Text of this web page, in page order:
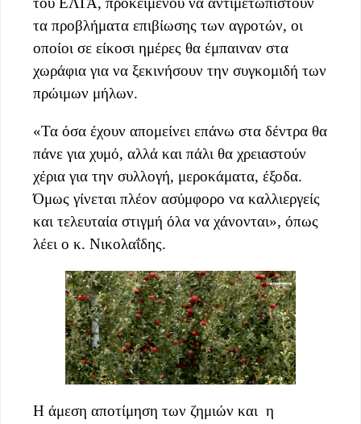
τα προβλήματα επιβίωσης των αγροτών, οι
οποίοι σε είκοσι ημέρες θα έμπαιναν στα
χωράφια για να ξεκινήσουν την συγκομιδή των
πρώιμων μήλων.
«Τα όσα έχουν απομείνει επάνω στα δέντρα θα
πάνε για χυμό, αλλά και πάλι θα χρειαστούν
χέρια για την συλλογή, μεροκάματα, έξοδα.
Όμως γίνεται πλέον ασύμφορο να καλλιεργείς
και τελευταία στιγμή όλα να χάνονται», όπως
λέει ο κ. Νικολαΐδης.
Η άμεση αποτίμηση των ζημιών και η